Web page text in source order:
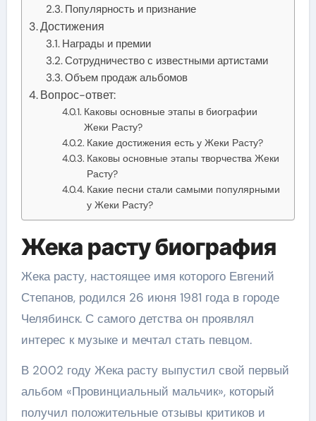
Популярность и признание
Достижения
Награды и премии
Сотрудничество с известными артистами
Объем продаж альбомов
Вопрос-ответ:
Каковы основные этапы в биографии
Жеки Расту?
Какие достижения есть у Жеки Расту?
Каковы основные этапы творчества Жеки
Расту?
Какие песни стали самыми популярными
у Жеки Расту?
Жека расту биография
Жека расту, настоящее имя которого Евгений
Степанов, родился 26 июня 1981 года в городе
Челябинск. С самого детства он проявлял
интерес к музыке и мечтал стать певцом.
В 2002 году Жека расту выпустил свой первый
альбом «Провинциальный мальчик», который
получил положительные отзывы критиков и